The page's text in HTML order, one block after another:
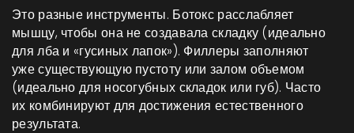
Это разные инструменты. Ботокс расслабляет
мышцу, чтобы она не создавала складку (идеально
для лба и «гусиных лапок»). Филлеры заполняют
уже существующую пустоту или залом объемом
(идеально для носогубных складок или губ). Часто
их комбинируют для достижения естественного
результата.